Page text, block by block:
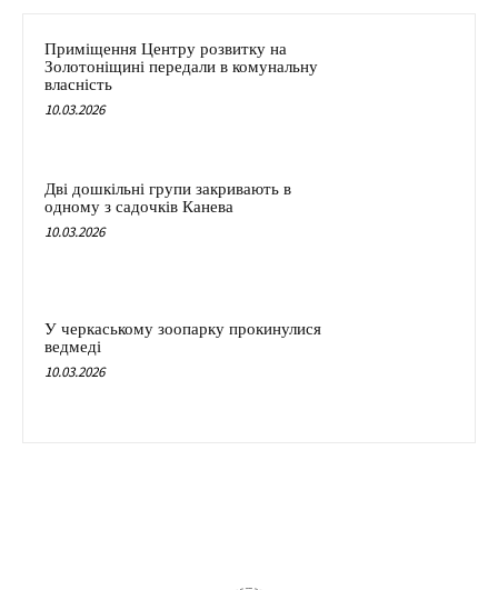
Приміщення Центру розвитку на
Золотоніщині передали в комунальну
власність
10.03.2026
Дві дошкільні групи закривають в
одному з садочків Канева
10.03.2026
У черкаському зоопарку прокинулися
ведмеді
10.03.2026